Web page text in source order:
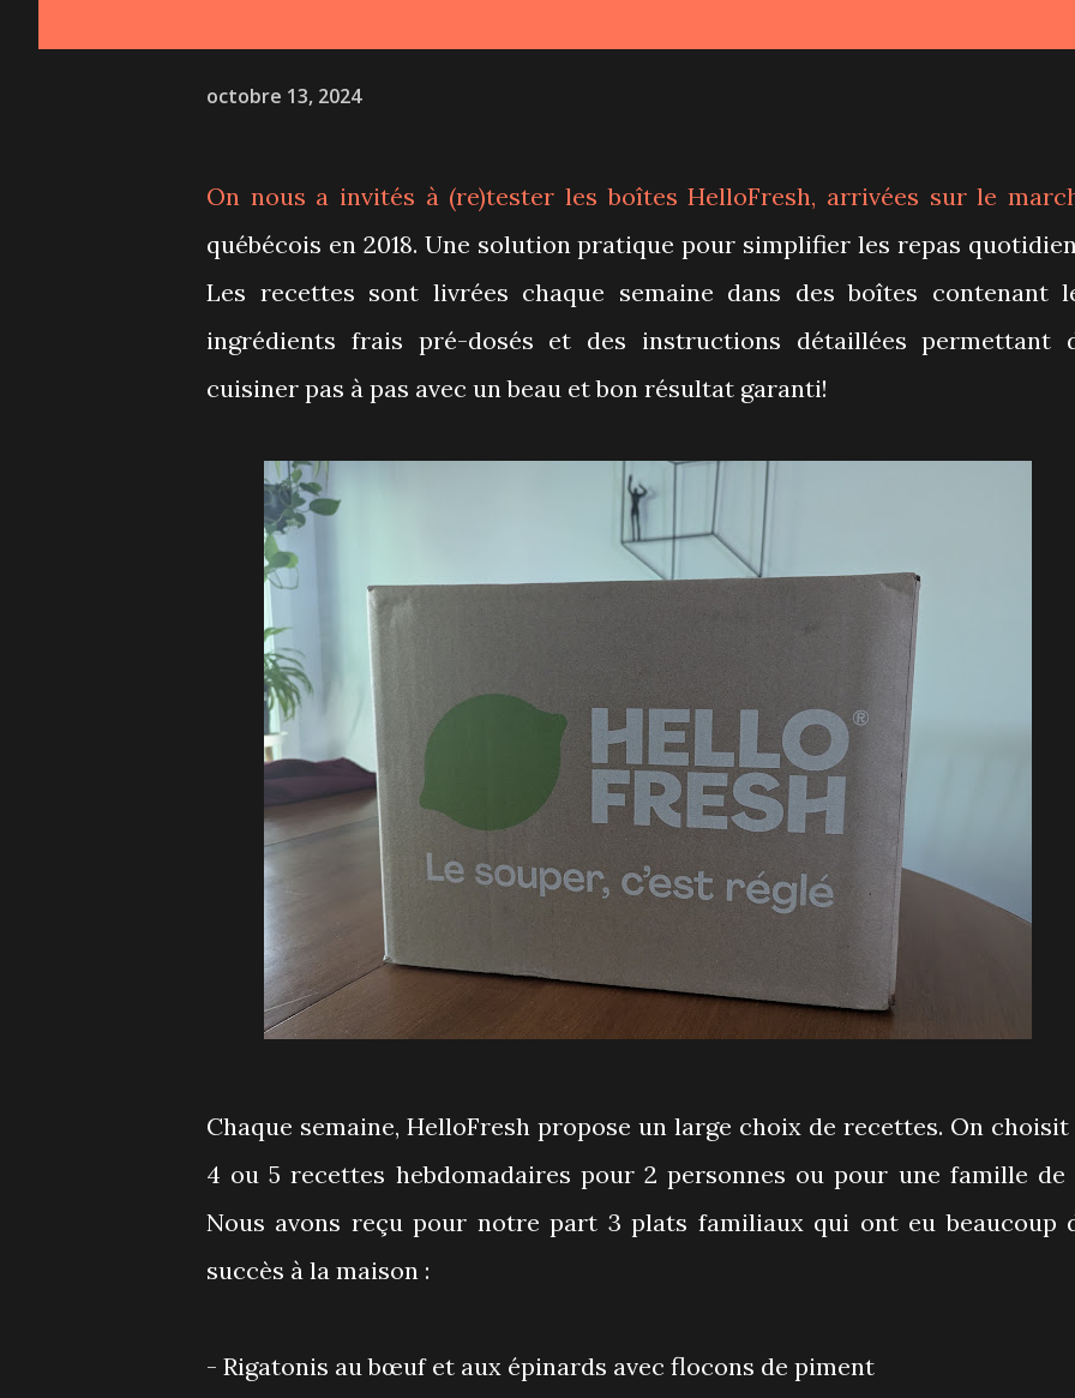
octobre 13, 2024
On nous a invités à (re)tester les boîtesHelloFresh, arrivées sur le
québécois en 2018. Une solution pratique pour simplifier les repas
Les recettes sont livrées chaque semaine dans des boîtes contenant
ingrédients frais pré-dosés et des instructions détaillées permettant
cuisiner pas à pas avec un beau et bon résultat garanti!
Chaque semaine, HelloFresh propose un large choix de recettes. On choisit
4 ou 5 recettes hebdomadaires pour 2 personnes ou pour une famille de
Nous avons reçu pour notre part 3 plats familiaux qui ont eu beaucoup
succès à la maison :
- Rigatonis au bœuf et aux épinards avec flocons de piment